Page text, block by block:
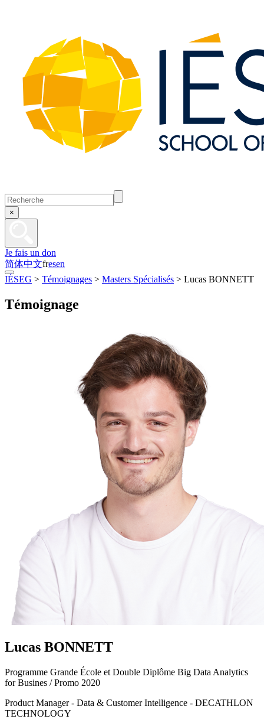
×
Je fais un don
简体中文fresen
IÉSEG > Témoignages > Masters Spécialisés > Lucas BONNETT
Témoignage
Lucas BONNETT
Programme Grande École et Double Diplôme Big Data Analytics
for Busines / Promo 2020
Product Manager - Data & Customer Intelligence - DECATHLON
TECHNOLOGY